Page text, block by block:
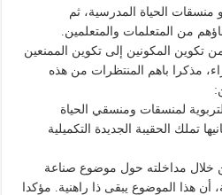
منسقات الحياة المدرسية، ثم
من المتعلمات والمتعلمين.
تكوين المكونين إلى تكوين الممنعين
مذكرا باهم المنتظرات من هذه
لمنسقات ومنسقي الحياة
تملك الحقيبة الجديدة التكميلية
خلال مداخلته حول موضوع صناعة
أن هذا الموضوع يبقى ذا راهنية. مؤكدا